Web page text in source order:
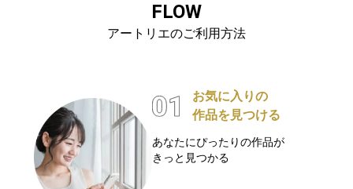
FLOW
アートリエのご利用方法
お気に入りの
作品を見つける
あなたにぴったりの作品が
きっと見つかる